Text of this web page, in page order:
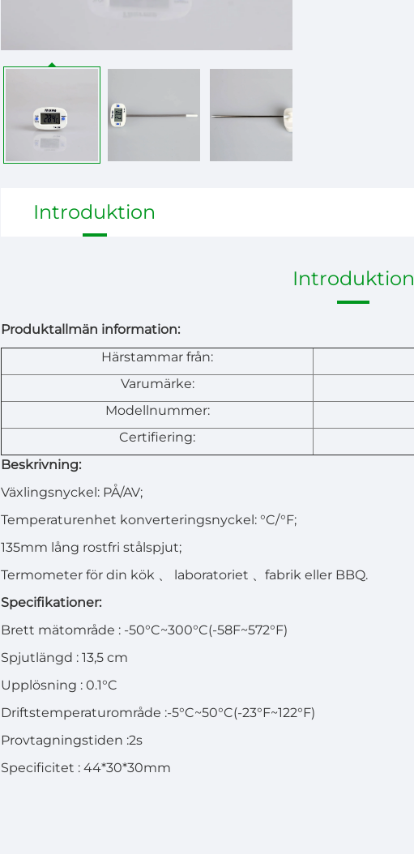
Introduktion
Introduktion
Produktallmän information:
Härstammar från:
Varumärke:
Modellnummer:
Certifiering:
Beskrivning:
Växlingsnyckel: PÅ/AV;
Temperaturenhet konverteringsnyckel: °C/°F;
135mm lång rostfri stålspjut;
Termometer för din kök 、 laboratoriet 、 fabrik eller BBQ.
Specifikationer:
Brett mätområde : -50°C~300°C(-58F~572°F)
Spjutlängd : 13,5 cm
Upplösning : 0.1°C
Driftstemperaturområde :-5°C~50°C(-23°F~122°F)
Provtagningstiden :2s
Specificitet : 44*30*30mm